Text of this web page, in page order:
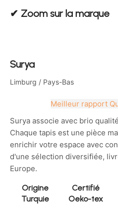
✔︎ Zoom sur la marque
Surya
Limburg / Pays-Bas
Meilleur rapport
Surya associe avec brio
Chaque tapis est une pièce
enrichir votre espace avec
d'une sélection diversifiée,
Europe.
Origine
Turquie
Certifié
Oeko-tex